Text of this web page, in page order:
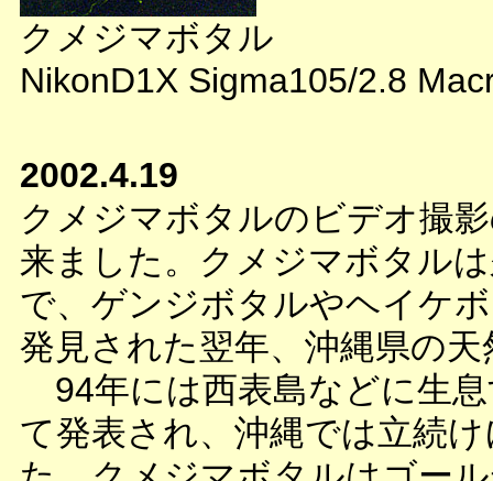
クメジマボタル
NikonD1X Sigma105/2.8
2002.4.19
クメジマボタルのビデオ撮
来ました。クメジマボタル
で、ゲンジボタルやヘイケ
発見された翌年、沖縄県の
94年には西表島などに生
て発表され、沖縄では立続